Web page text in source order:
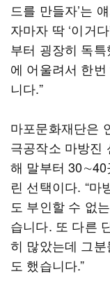
드를 만들자’는
자마자 딱 ‘이거
부터 굉장히 독
에 어울려서 한
니다.”
마포문화재단은
극공작소 마방진
해 말부터 30∼40
린 선택이다. “마
도 부인할 수 없
습니다. 또 다른
히 많았는데 그
도 했습니다.”